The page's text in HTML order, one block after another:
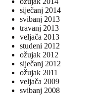
siječanj 2014
svibanj 2013
travanj 2013
veljača 2013
studeni 2012
ožujak 2012
siječanj 2012
ožujak 2011
veljača 2009
svibanj 2008